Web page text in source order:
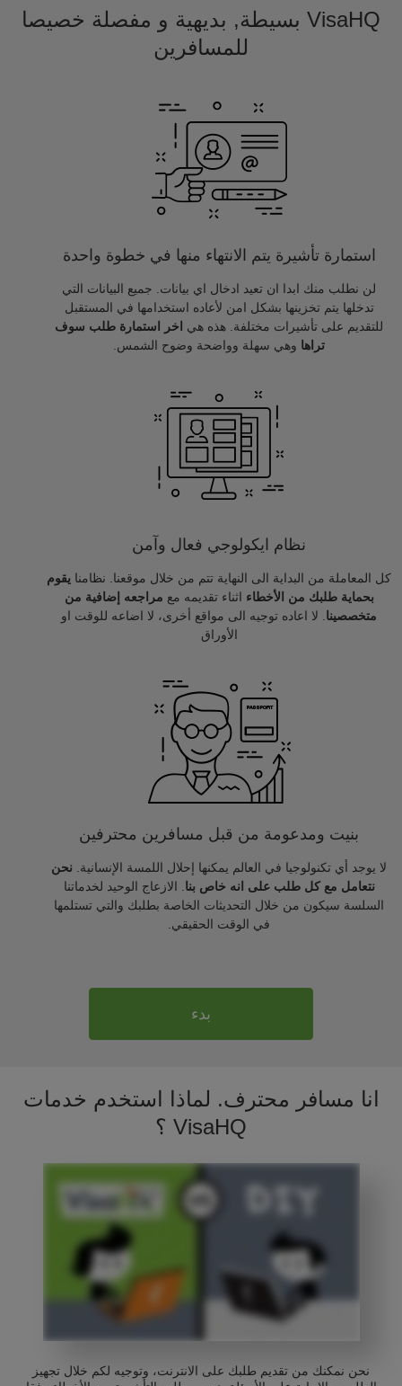
VisaHQ بسيطة, بديهية و مفصلة خصيصا
للمسافرين
استمارة تأشيرة يتم الانتهاء منها في خطوة واحدة
لن نطلب منك ابدا ان تعيد ادخال اي بيانات. جميع البيانات التي
تدخلها يتم تخزينها بشكل امن لأعاده استخدامها في المستقبل
للتقديم على تأشيرات مختلفة. هذه هي
اخر استمارة طلب سوف
تراها وهي سهلة وواضحة وضوح الشمس.
نظام ايكولوجي فعال وآمن
كل المعاملة من البداية الى النهاية تتم من خلال موقعنا. نظامنا يقوم
بحماية طلبك من الأخطاء اثناء تقديمه مع مراجعه إضافية من
متخصصينا . لا اعاده توجيه الى مواقع أخرى، لا اضاعه للوقت او
الأوراق
بنيت ومدعومة من قبل مسافرين محترفين
لا يوجد أي تكنولوجيا في العالم يمكنها إحلال اللمسة الإنسانية. نحن
نتعامل مع كل طلب على انه خاص بنا . الازعاج الوحيد لخدماتنا
السلسة سيكون من خلال التحديثات الخاصة بطلبك والتي تستلمها
في الوقت الحقيقي.
بدء
انا مسافر محترف. لماذا استخدم خدمات
VisaHQ ؟
نحن نمكنك من تقديم طلبك على الانترنت، وتوجيه لكم خلال تجهيز